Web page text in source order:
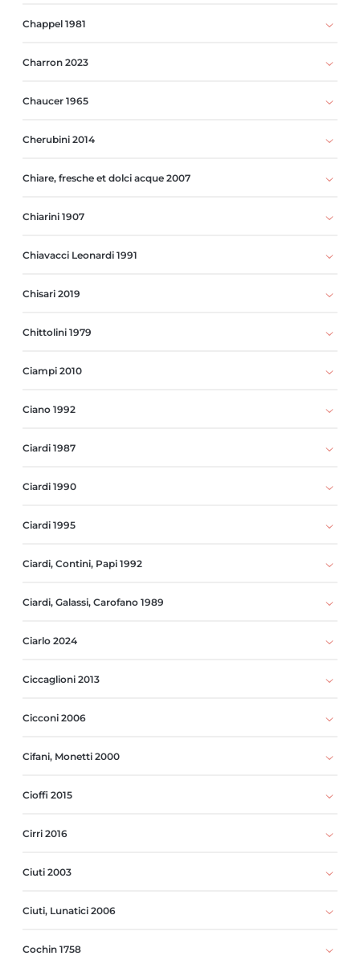
Chappel 1981
Charron 2023
Chaucer 1965
Cherubini 2014
Chiare, fresche et dolci acque 2007
Chiarini 1907
Chiavacci Leonardi 1991
Chisari 2019
Chittolini 1979
Ciampi 2010
Ciano 1992
Ciardi 1987
Ciardi 1990
Ciardi 1995
Ciardi, Contini, Papi 1992
Ciardi, Galassi, Carofano 1989
Ciarlo 2024
Ciccaglioni 2013
Cicconi 2006
Cifani, Monetti 2000
Cioffi 2015
Cirri 2016
Ciuti 2003
Ciuti, Lunatici 2006
Cochin 1758